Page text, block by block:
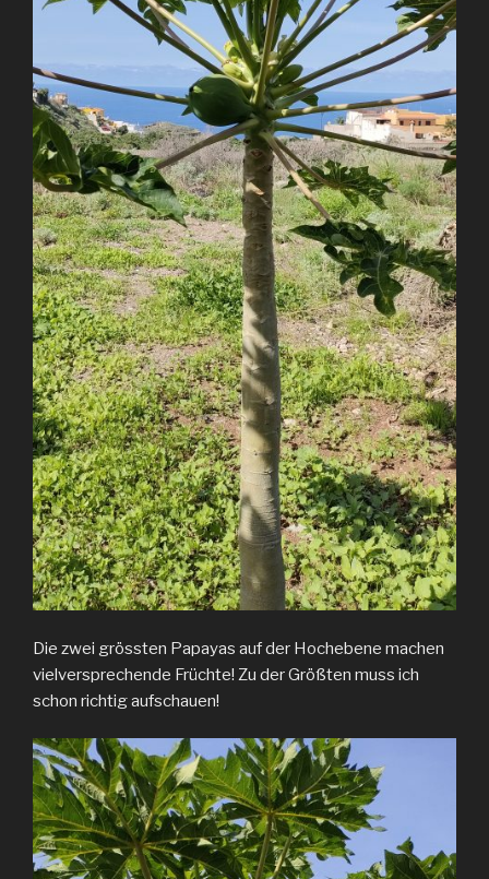
Die zwei grössten Papayas auf der Hochebene machen
vielversprechende Früchte! Zu der Größten muss ich
schon richtig aufschauen!